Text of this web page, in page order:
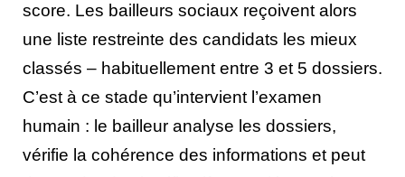
score. Les bailleurs sociaux reçoivent alors
une liste restreinte des candidats les mieux
classés – habituellement entre 3 et 5 dossiers.
C’est à ce stade qu’intervient l’examen
humain : le bailleur analyse les dossiers,
vérifie la cohérence des informations et peut